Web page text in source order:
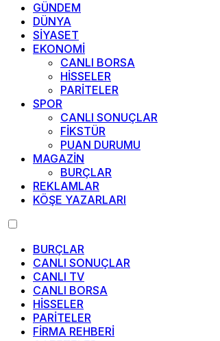
GÜNDEM
DÜNYA
SİYASET
EKONOMİ
CANLI BORSA
HİSSELER
PARİTELER
SPOR
CANLI SONUÇLAR
FİKSTÜR
PUAN DURUMU
MAGAZİN
BURÇLAR
REKLAMLAR
KÖŞE YAZARLARI
BURÇLAR
CANLI SONUÇLAR
CANLI TV
CANLI BORSA
HİSSELER
PARİTELER
FİRMA REHBERİ